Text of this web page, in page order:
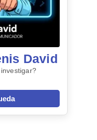
David